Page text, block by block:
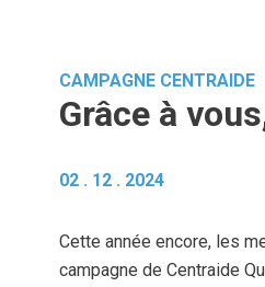
CAMPAGNE CENTRAIDE
Grâce à
02 . 12 . 2024
Cette année encore, les
campagne de Centraide